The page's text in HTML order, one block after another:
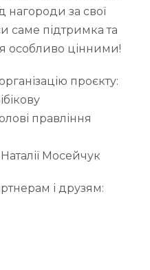
нагороди за свої
саме підтримка та
особливо цінними!
проєкту:
правління
Мосейчук
і друзям: